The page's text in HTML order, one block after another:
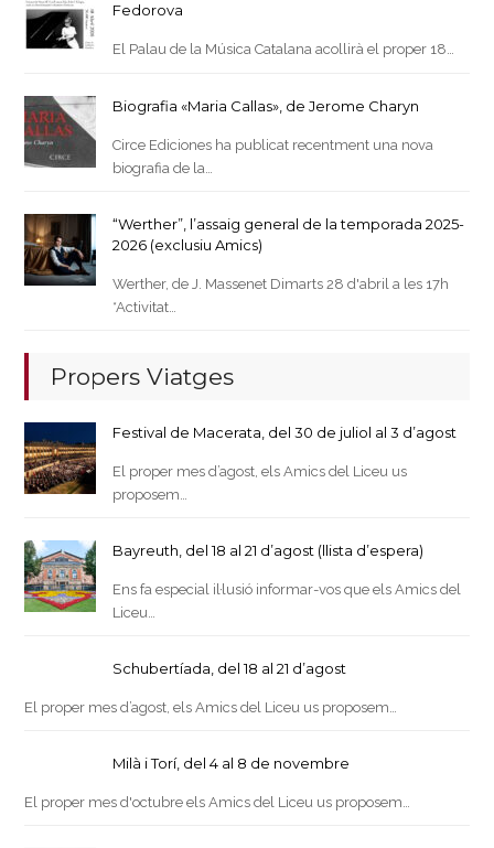
Fedorova
El Palau de la Música Catalana acollirà el proper 18…
Biografia «Maria Callas», de Jerome Charyn
Circe Ediciones ha publicat recentment una nova
biografia de la…
“Werther”, l’assaig general de la temporada 2025-
2026 (exclusiu Amics)
Werther, de J. Massenet Dimarts 28 d'abril a les 17h
*Activitat…
Propers Viatges
Festival de Macerata, del 30 de juliol al 3 d’agost
El proper mes d’agost, els Amics del Liceu us
proposem…
Bayreuth, del 18 al 21 d’agost (llista d’espera)
Ens fa especial il·lusió informar-vos que els Amics del
Liceu…
Schubertíada, del 18 al 21 d’agost
El proper mes d’agost, els Amics del Liceu us proposem…
Milà i Torí, del 4 al 8 de novembre
El proper mes d'octubre els Amics del Liceu us proposem…